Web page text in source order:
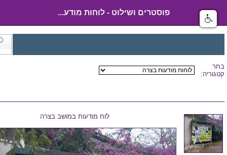
פוסטרים ושילוט - לוחות מודע...
בחר
קטגוריה:
לוח מודעות במושב בצרה